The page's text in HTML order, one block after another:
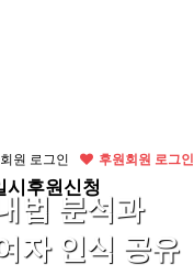
원 로그인 후원회원 로그인
시후원신청
법 분석과
자 인식 공유